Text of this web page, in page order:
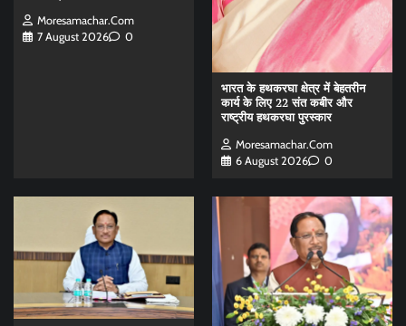
Moresamachar.com
7 August 2026
0
भारत के हथकरघा क्षेत्र में बेहतरीन
कार्य के लिए 22 संत कबीर और
राष्ट्रीय हथकरघा पुरस्कार
Moresamachar.com
6 August 2026
0